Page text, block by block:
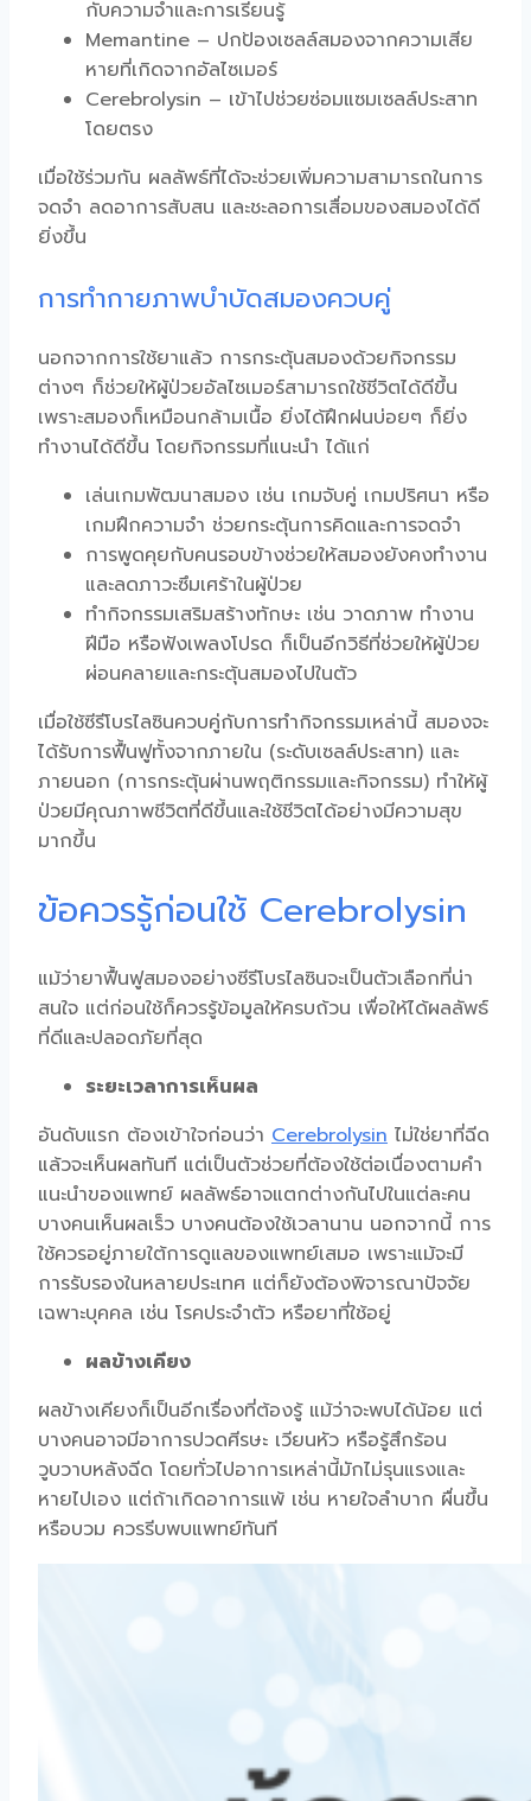
กับความจำและการเรียนรู้
Memantine – ปกป้องเซลล์สมองจากความเสีย
หายที่เกิดจากอัลไซเมอร์
Cerebrolysin – เข้าไปช่วยซ่อมแซมเซลล์ประสาท
โดยตรง
เมื่อใช้ร่วมกัน ผลลัพธ์ที่ได้จะช่วยเพิ่มความสามารถในการ
จดจำ ลดอาการสับสน และชะลอการเสื่อมของสมองได้ดี
ยิ่งขึ้น
การทำกายภาพบำบัดสมองควบคู่
นอกจากการใช้ยาแล้ว การกระตุ้นสมองด้วยกิจกรรม
ต่างๆ ก็ช่วยให้ผู้ป่วยอัลไซเมอร์สามารถใช้ชีวิตได้ดีขึ้น
เพราะสมองก็เหมือนกล้ามเนื้อ ยิ่งได้ฝึกฝนบ่อยๆ ก็ยิ่ง
ทำงานได้ดีขึ้น โดยกิจกรรมที่แนะนำ ได้แก่
เล่นเกมพัฒนาสมอง เช่น เกมจับคู่ เกมปริศนา หรือ
เกมฝึกความจำ ช่วยกระตุ้นการคิดและการจดจำ
การพูดคุยกับคนรอบข้างช่วยให้สมองยังคงทำงาน
และลดภาวะซึมเศร้าในผู้ป่วย
ทำกิจกรรมเสริมสร้างทักษะ เช่น วาดภาพ ทำงาน
ฝีมือ หรือฟังเพลงโปรด ก็เป็นอีกวิธีที่ช่วยให้ผู้ป่วย
ผ่อนคลายและกระตุ้นสมองไปในตัว
เมื่อใช้ซีรีโบรไลซินควบคู่กับการทำกิจกรรมเหล่านี้ สมองจะ
ได้รับการฟื้นฟูทั้งจากภายใน (ระดับเซลล์ประสาท) และ
ภายนอก (การกระตุ้นผ่านพฤติกรรมและกิจกรรม) ทำให้ผู้
ป่วยมีคุณภาพชีวิตที่ดีขึ้นและใช้ชีวิตได้อย่างมีความสุข
มากขึ้น
ข้อควรรู้ก่อนใช้ Cerebrolysin
แม้ว่ายาฟื้นฟูสมองอย่างซีรีโบรไลซินจะเป็นตัวเลือกที่น่า
สนใจ แต่ก่อนใช้ก็ควรรู้ข้อมูลให้ครบถ้วน เพื่อให้ได้ผลลัพธ์
ที่ดีและปลอดภัยที่สุด
ระยะเวลาการเห็นผล
อันดับแรก ต้องเข้าใจก่อนว่า Cerebrolysin ไม่ใช่ยาที่ฉีด
แล้วจะเห็นผลทันที แต่เป็นตัวช่วยที่ต้องใช้ต่อเนื่องตามคำ
แนะนำของแพทย์ ผลลัพธ์อาจแตกต่างกันไปในแต่ละคน
บางคนเห็นผลเร็ว บางคนต้องใช้เวลานาน นอกจากนี้ การ
ใช้ควรอยู่ภายใต้การดูแลของแพทย์เสมอ เพราะแม้จะมี
การรับรองในหลายประเทศ แต่ก็ยังต้องพิจารณาปัจจัย
เฉพาะบุคคล เช่น โรคประจำตัว หรือยาที่ใช้อยู่
ผลข้างเคียง
ผลข้างเคียงก็เป็นอีกเรื่องที่ต้องรู้ แม้ว่าจะพบได้น้อย แต่
บางคนอาจมีอาการปวดศีรษะ เวียนหัว หรือรู้สึกร้อน
วูบวาบหลังฉีด โดยทั่วไปอาการเหล่านี้มักไม่รุนแรงและ
หายไปเอง แต่ถ้าเกิดอาการแพ้ เช่น หายใจลำบาก ผื่นขึ้น
หรือบวม ควรรีบพบแพทย์ทันที